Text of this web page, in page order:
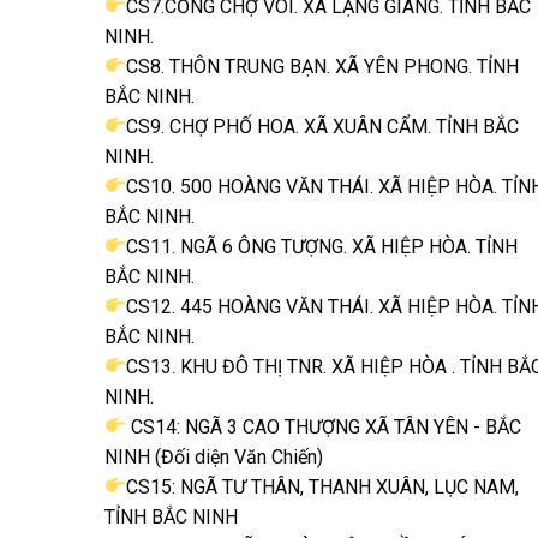
CS7.CỔNG CHỢ VÔI. XÃ LẠNG GIANG. TỈNH BẮC
NINH.
CS8. THÔN TRUNG BẠN. XÃ YÊN PHONG. TỈNH
BẮC NINH.
CS9. CHỢ PHỐ HOA. XÃ XUÂN CẨM. TỈNH BẮC
NINH.
CS10. 500 HOÀNG VĂN THÁI. XÃ HIỆP HÒA.
BẮC NINH.
CS11. NGÃ 6 ÔNG TƯỢNG. XÃ HIỆP HÒA. TỈNH
BẮC NINH.
CS12. 445 HOÀNG VĂN THÁI. XÃ HIỆP HÒA.
BẮC NINH.
CS13. KHU ĐÔ THỊ TNR. XÃ HIỆP HÒA . TỈNH
NINH.
CS14: NGÃ 3 CAO THƯỢNG XÃ TÂN YÊN - BẮC
NINH (Đối diện Văn Chiến)
CS15: NGÃ TƯ THÂN, THANH XUÂN, LỤC NAM,
TỈNH BẮC NINH